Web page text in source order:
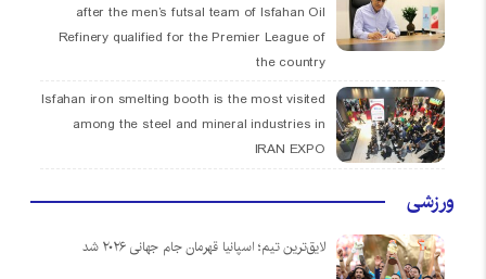
after the men’s futsal team of Isfahan Oil
Refinery qualified for the Premier League of
the country
Isfahan iron smelting booth is the most visited
among the steel and mineral industries in
IRAN EXPO
ورزشی
لایق‌ترین تیم؛ اسپانیا قهرمان جام جهانی ۲۰۲۶ شد